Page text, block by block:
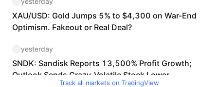
Track all markets on TradingView